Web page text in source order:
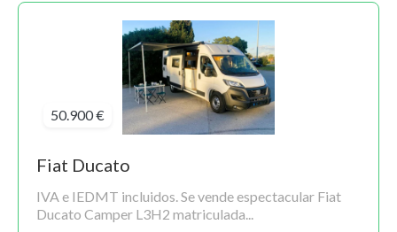
50.900 €
Fiat Ducato
IVA e IEDMT incluidos. Se vende espectacular Fiat
Ducato Camper L3H2 matriculada...